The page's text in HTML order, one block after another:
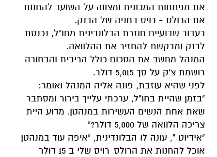
את מפתחות המכונית ומצווה על השוער להחנות
את הרולס - רויס בחניה של הבנק.
כעבור שבועיים חוזרת הבלונדינית מחו"ל, נכנסת
לבנק ומבקשת להחזיר את ההלוואה.
המנהל מחשב את הסכום כולל הריבית והבחורה
רושמת צ'ק על סך 5,015 דולר.
לפני שהיא עוזבת, פונה אליה המנהל ואומר:
"בזמן שהיית בחו"ל, ערכתי עלייך בירור ומסתבר
שאת אחת הנשים העשירות במנהטן. מדוע היית
צריכה הלוואה של 5,000 דולר?"
"אידיוט ", עונה לו הבלונדינית, "איפה עוד במנהטן
אוכל להחנות את הרולס-רויס שלי ב 15 דולר